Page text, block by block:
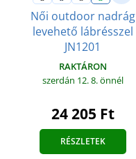
Női outdoor nadrág
levehető lábrésszel
JN1201
RAKTÁRON
szerdán 12. 8.önnél
24 205 Ft
RÉSZLETEK